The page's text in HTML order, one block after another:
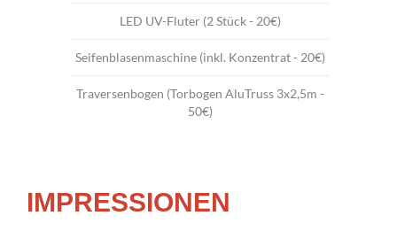
LED UV-Fluter (2 Stück - 20€)
Seifenblasenmaschine (inkl. Konzentrat - 20€)
Traversenbogen (Torbogen AluTruss 3x2,5m -
50€)
IMPRESSIONEN